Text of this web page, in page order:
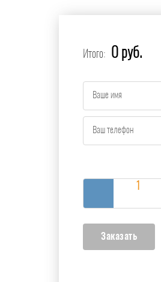
Итого: 0 руб.